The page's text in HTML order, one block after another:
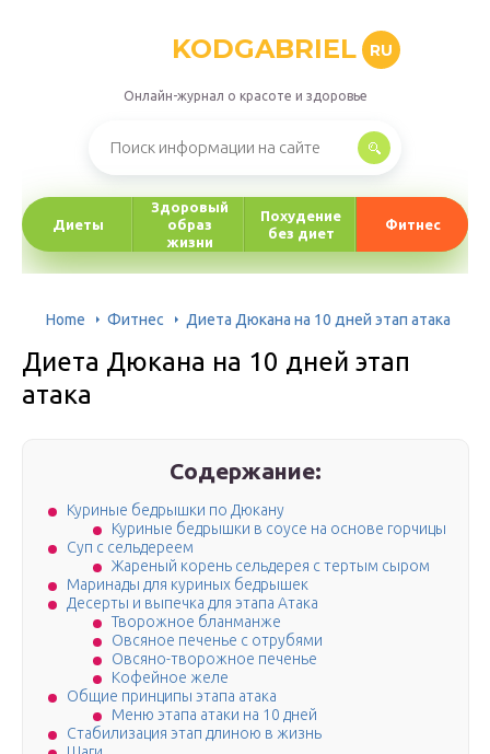
KODGABRIEL RU
Онлайн-журнал о красоте и здоровье
Диеты
Здоровый
образ
жизни
Похудение
без диет
Фитнес
Home Фитнес Диета Дюкана на 10 дней этап атака
Диета Дюкана на 10 дней этап
атака
Содержание:
Куриные бедрышки по Дюкану
Куриные бедрышки в соусе на основе горчицы
Суп с сельдереем
Жареный корень сельдерея с тертым сыром
Маринады для куриных бедрышек
Десерты и выпечка для этапа Атака
Творожное бланманже
Овсяное печенье с отрубями
Овсяно-творожное печенье
Кофейное желе
Общие принципы этапа атака
Меню этапа атаки на 10 дней
Стабилизация этап длиною в жизнь